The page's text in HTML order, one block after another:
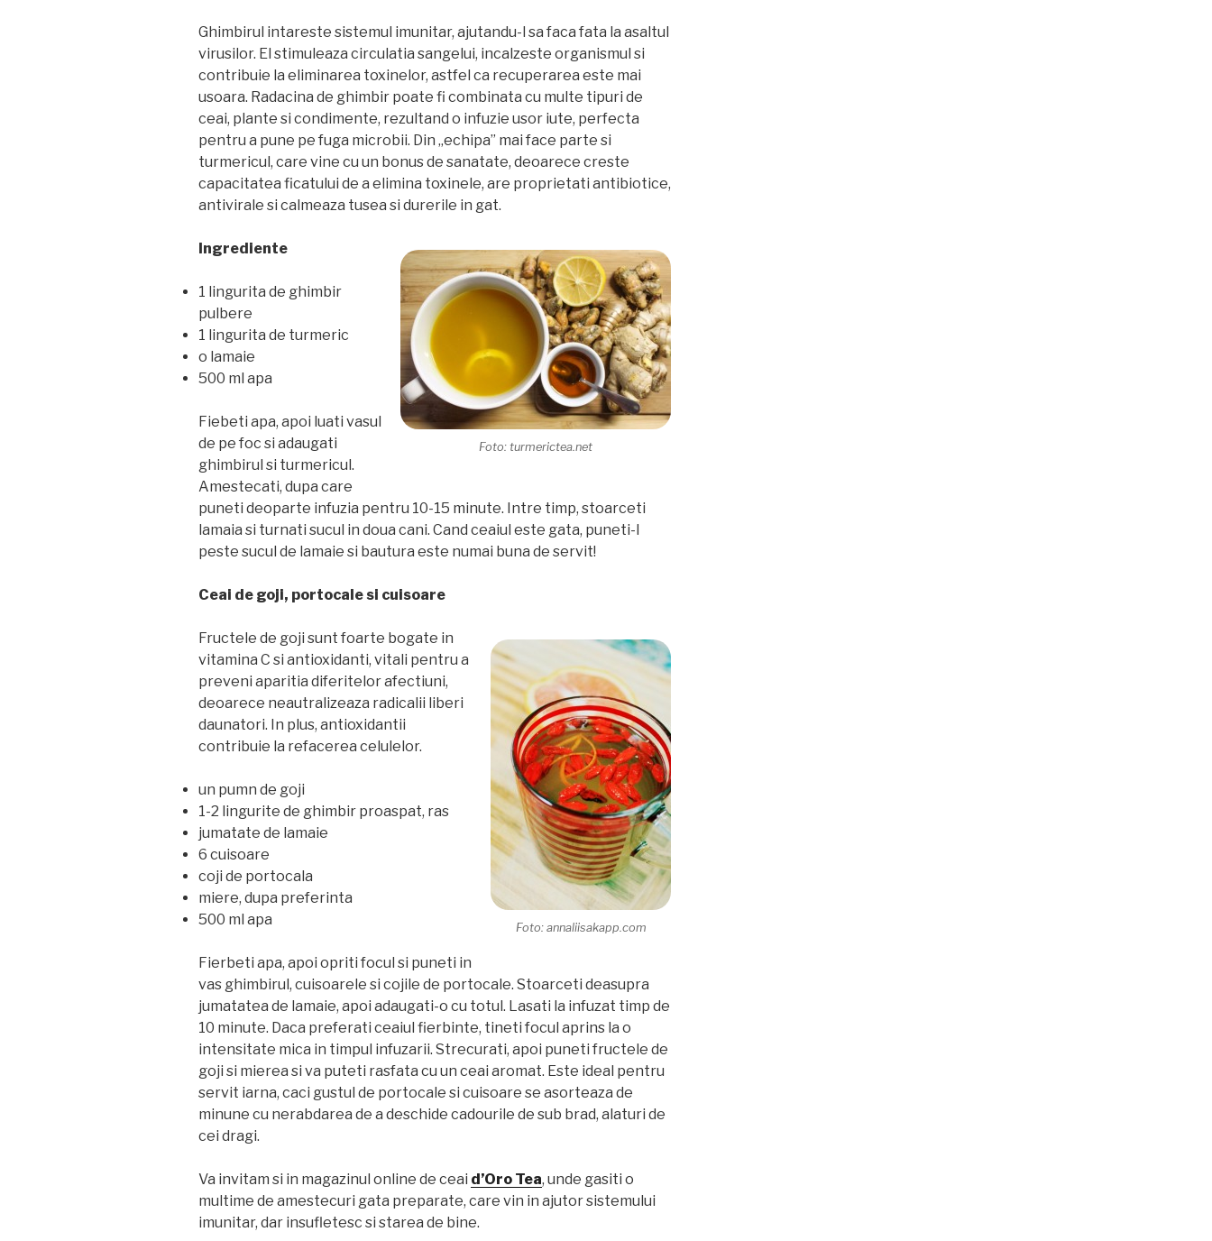
Ghimbirul intareste sistemul imunitar, ajutandu-l sa faca fata la asaltul
virusilor. El stimuleaza circulatia sangelui, incalzeste organismul si
contribuie la eliminarea toxinelor, astfel ca recuperarea este mai
usoara. Radacina de ghimbir poate fi combinata cu multe tipuri de
ceai, plante si condimente, rezultand o infuzie usor iute, perfecta
pentru a pune pe fuga microbii. Din „echipa” mai face parte si
turmericul, care vine cu un bonus de sanatate, deoarece creste
capacitatea ficatului de a elimina toxinele, are proprietati antibiotice,
antivirale si calmeaza tusea si durerile in gat.
Foto: turmerictea.net
Ingrediente
1 lingurita de ghimbir
pulbere
1 lingurita de turmeric
o lamaie
500 ml apa
Fiebeti apa, apoi luati vasul
de pe foc si adaugati
ghimbirul si turmericul.
Amestecati, dupa care
puneti deoparte infuzia pentru 10-15 minute. Intre timp, stoarceti
lamaia si turnati sucul in doua cani. Cand ceaiul este gata, puneti-l
peste sucul de lamaie si bautura este numai buna de servit!
Ceai de goji, portocale si cuisoare
Foto: annaliisakapp.com
Fructele de goji sunt foarte bogate in
vitamina C si antioxidanti, vitali pentru a
preveni aparitia diferitelor afectiuni,
deoarece neautralizeaza radicalii liberi
daunatori. In plus, antioxidantii
contribuie la refacerea celulelor.
un pumn de goji
1-2 lingurite de ghimbir proaspat, ras
jumatate de lamaie
6 cuisoare
coji de portocala
miere, dupa preferinta
500 ml apa
Fierbeti apa, apoi opriti focul si puneti in
vas ghimbirul, cuisoarele si cojile de portocale. Stoarceti deasupra
jumatatea de lamaie, apoi adaugati-o cu totul. Lasati la infuzat timp de
10 minute. Daca preferati ceaiul fierbinte, tineti focul aprins la o
intensitate mica in timpul infuzarii. Strecurati, apoi puneti fructele de
goji si mierea si va puteti rasfata cu un ceai aromat. Este ideal pentru
servit iarna, caci gustul de portocale si cuisoare se asorteaza de
minune cu nerabdarea de a deschide cadourile de sub brad, alaturi de
cei dragi.
Va invitam si in magazinul online de ceai d’Oro Tea, unde gasiti o
multime de amestecuri gata preparate, care vin in ajutor sistemului
imunitar, dar insufletesc si starea de bine.